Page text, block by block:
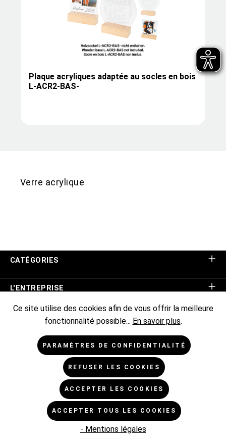
Plaque acryliques adaptée au socles en bois
L-ACR2-BAS-
Verre acrylique
CATÉGORIES
L'ENTREPRISE
ASSISTANCE BOUTIQUE
INFORMATIONS
* Tous les prix sont hors TVA TVA majorée de,
d'expédition de
et frais de livraison éventuels, sauf indication
contraire.
Ce site utilise des cookies afin de vous offrir la meilleure
fonctionnalité possible... En savoir plus.
PARAMÈTRES DE CONFIDENTIALITÉ
REFUSER LES COOKIES
ACCEPTER LES COOKIES
ACCEPTER TOUS LES COOKIES
- Mentions légales